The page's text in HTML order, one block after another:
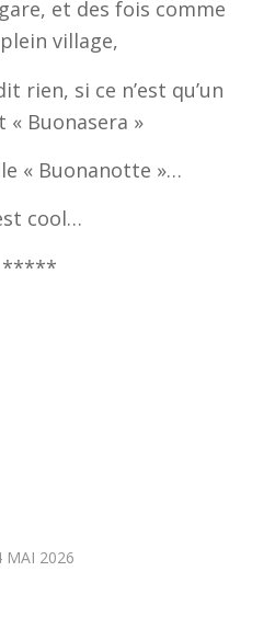
et des fois comme
village,
rien, si ce n’est qu’un
« Buonasera »
« Buonanotte »…
cool…
*****
MAI 2026